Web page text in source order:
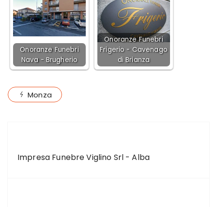
Onoranze Funebri
Nava - Brugherio
Onoranze Funebri
Frigerio - Cavenago
di Brianza
Monza
Impresa Funebre Viglino Srl - Alba